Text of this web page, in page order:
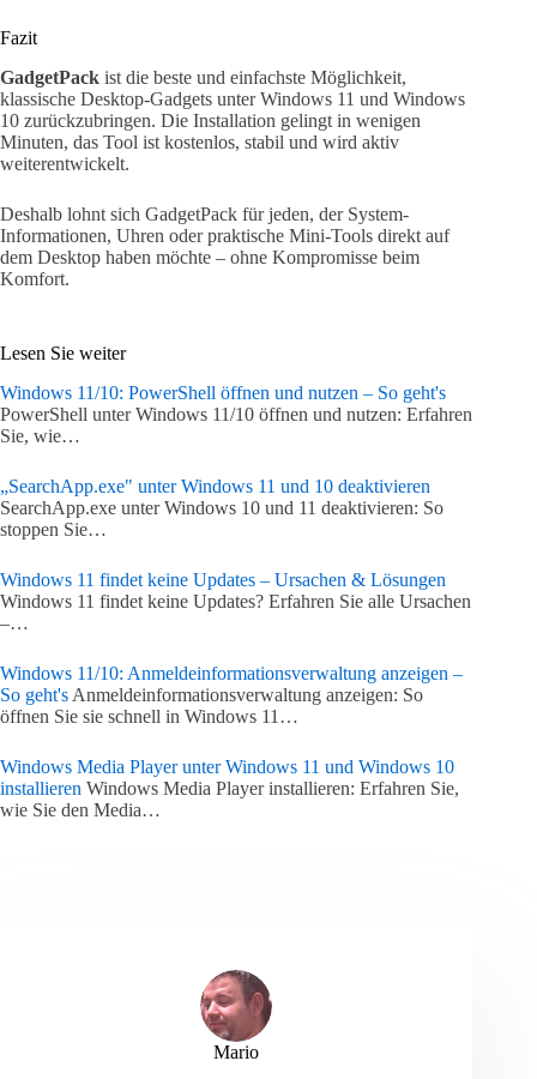
Fazit
GadgetPack ist die beste und einfachste Möglichkeit,
klassische Desktop-Gadgets unter Windows 11 und Windows
10 zurückzubringen. Die Installation gelingt in wenigen
Minuten, das Tool ist kostenlos, stabil und wird aktiv
weiterentwickelt.
Deshalb lohnt sich GadgetPack für jeden, der System-
Informationen, Uhren oder praktische Mini-Tools direkt auf
dem Desktop haben möchte – ohne Kompromisse beim
Komfort.
Lesen Sie weiter
Windows 11/10: PowerShell öffnen und nutzen – So geht's
PowerShell unter Windows 11/10 öffnen und nutzen: Erfahren
Sie, wie…
„SearchApp.exe" unter Windows 11 und 10 deaktivieren
SearchApp.exe unter Windows 10 und 11 deaktivieren: So
stoppen Sie…
Windows 11 findet keine Updates – Ursachen & Lösungen
Windows 11 findet keine Updates? Erfahren Sie alle Ursachen
–…
Windows 11/10: Anmeldeinformationsverwaltung anzeigen –
So geht's Anmeldeinformationsverwaltung anzeigen: So
öffnen Sie sie schnell in Windows 11…
Windows Media Player unter Windows 11 und Windows 10
installieren Windows Media Player installieren: Erfahren Sie,
wie Sie den Media…
Mario